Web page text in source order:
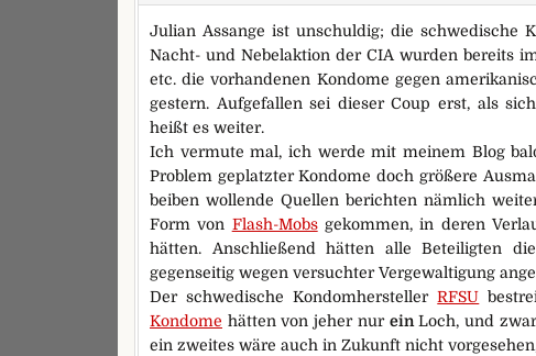
Julian Assange ist unschuldig; die schwedische
Nacht- und Nebelaktion der CIA wurden bereits
etc. die vorhandenen Kondome gegen
gestern. Aufgefallen sei dieser Coup erst, als
heißt es weiter.
Ich vermute mal, ich werde mit meinem Blog
Problem geplatzter Kondome doch größere
beiben wollende Quellen berichten nämlich
Form von Flash-Mobsgekommen, in deren
hätten. Anschließend hätten alle Beteiligten
gegenseitig wegen versuchter Vergewaltigung
Der schwedische KondomherstellerRFSU
Kondome hätten von jeher nur einLoch, und
ein zweites wäre auch in Zukunft nicht